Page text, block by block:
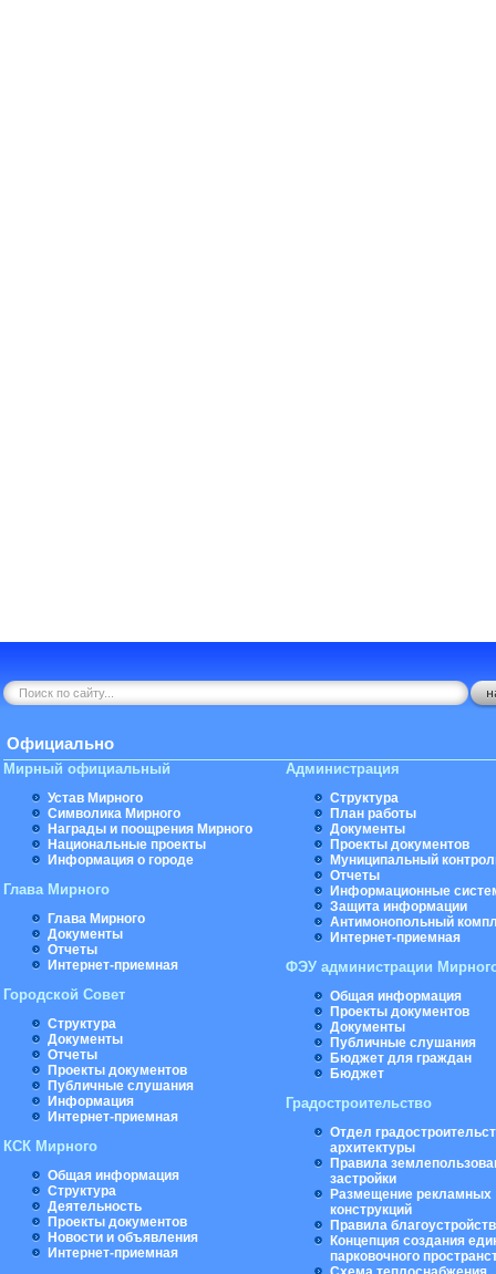
Официально
Мирный официальный
Устав Мирного
Символика Мирного
Награды и поощрения Мирного
Национальные проекты
Информация о городе
Глава Мирного
Глава Мирного
Документы
Отчеты
Интернет-приемная
Городской Совет
Структура
Документы
Отчеты
Проекты документов
Публичные слушания
Информация
Интернет-приемная
КСК Мирного
Общая информация
Структура
Деятельность
Проекты документов
Новости и объявления
Интернет-приемная
Администрация
Структура
План работы
Документы
Проекты документов
Муниципальный
Отчеты
Информационные
Защита информации
Антимонопольный
Интернет-приемная
ФЭУ администрации
Общая информация
Проекты документов
Документы
Публичные слушания
Бюджет для граждан
Бюджет
Градостроительство
Отдел
архитектуры
Правила
застройки
Размещение рекламных
конструкций
Правила
Концепция создания
парковочного